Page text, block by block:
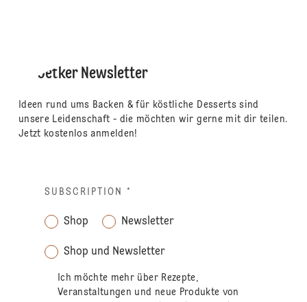
Dr. Oetker Newsletter
Ideen rund ums Backen & für köstliche Desserts sind
unsere Leidenschaft - die möchten wir gerne mit dir teilen.
Jetzt kostenlos anmelden!
SUBSCRIPTION *
Shop Newsletter
Shop und Newsletter
Ich möchte mehr über Rezepte,
Veranstaltungen und neue Produkte von